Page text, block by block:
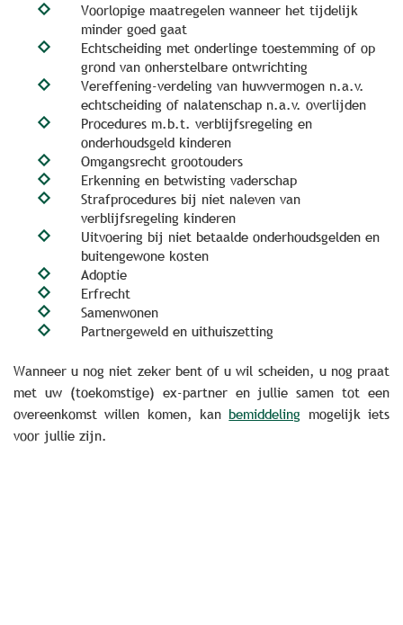
Voorlopige maatregelen wanneer het tijdelijk
minder goed gaat
Echtscheiding met onderlinge toestemming of op
grond van onherstelbare ontwrichting
Vereffening-verdeling van huwvermogen n.a.v.
echtscheiding of nalatenschap n.a.v. overlijden
Procedures m.b.t. verblijfsregeling en
onderhoudsgeld kinderen
Omgangsrecht grootouders
Erkenning en betwisting vaderschap
Strafprocedures bij niet naleven van
verblijfsregeling kinderen
Uitvoering bij niet betaalde onderhoudsgelden en
buitengewone kosten
Adoptie
Erfrecht
Samenwonen
Partnergeweld en uithuiszetting
Wanneer u nog niet zeker bent of u wil scheiden, u nog praat
met uw (toekomstige) ex-partner en jullie samen tot een
overeenkomst willen komen, kan bemiddeling mogelijk iets
voor jullie zijn.